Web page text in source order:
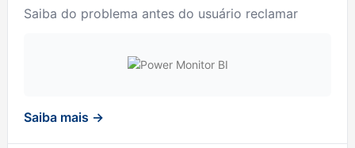
Saiba do problema antes do usuário reclamar
Saiba mais →